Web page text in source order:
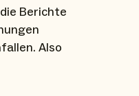
Berichte
Also